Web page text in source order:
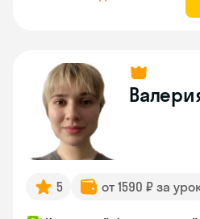
5 от 1590 ₽ за